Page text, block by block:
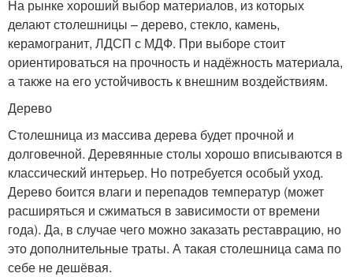
На рынке хороший выбор материалов, из которых
делают столешницы – дерево, стекло, камень,
керамогранит, ЛДСП с МДФ. При выборе стоит
ориентироваться на прочность и надёжность материала,
а также на его устойчивость к внешним воздействиям.
Дерево
Столешница из массива дерева будет прочной и
долговечной. Деревянные столы хорошо вписываются в
классический интерьер. Но потребуется особый уход.
Дерево боится влаги и перепадов температур (может
расширяться и сжиматься в зависимости от времени
года). Да, в случае чего можно заказать реставрацию, но
это дополнительные траты. А такая столешница сама по
себе не дешёвая.